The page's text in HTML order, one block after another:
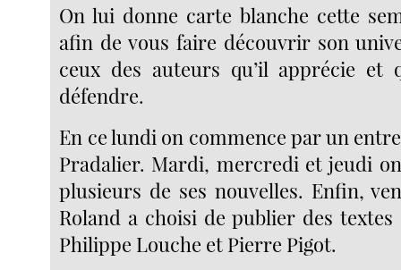
On lui donne carte blanche cette
afin de vous faire découvrir son
ceux des auteurs qu’il apprécie et
défendre.
En ce lundi on commence par un
Pradalier. Mardi, mercredi et jeudi
plusieurs de ses nouvelles. Enfin,
Roland a choisi de publier des
Philippe Louche et Pierre Pigot.